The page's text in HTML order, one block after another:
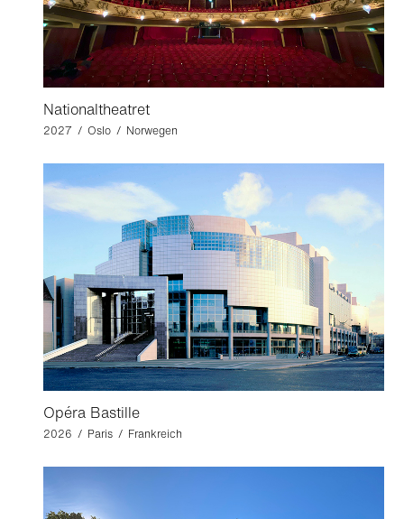
Nationaltheatret
2027 / Oslo / Norwegen
Opéra Bastille
2026 / Paris / Frankreich